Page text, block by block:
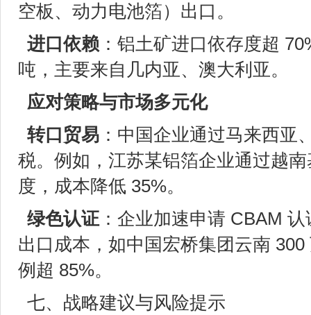
空板、动力电池箔）出口。
进口依赖 ：铝土矿进口依存度超
吨，主要来自几内亚、澳大利亚。
应对策略与市场多元化
转口贸易 ：中国企业通过马来西亚
税。例如，江苏某铝箔企业通过越
度，成本降低 35%。
绿色认证 ：企业加速申请 CBAM
出口成本，如中国宏桥集团云南
例超 85%。
七、战略建议与风险提示